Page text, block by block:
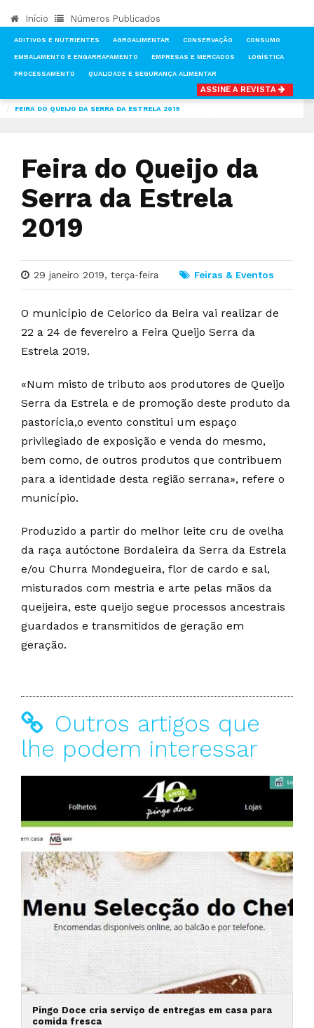
Início Números Publicados
ADITIVOS E NUTRIENTES AGROALIMENTAR CONSERVAÇÃO CONSUMO
EMBALAMENTO E ENGARRAFAMENTO EMPRESAS E MERCADOS LOGÍSTICA
PROCESSAMENTO QUALIDADE E SEGURANÇA ALIMENTAR
ASSINE A REVISTA
FEIRA DO QUEIJO DA SERRA DA ESTRELA 2019
Feira do Queijo da
Serra da Estrela
2019
29 janeiro 2019, terça-feira Feiras & Eventos
O município de Celorico da Beira vai realizar de
22 a 24 de fevereiro a Feira Queijo Serra da
Estrela 2019.
«Num misto de tributo aos produtores de Queijo
Serra da Estrela e de promoção deste produto da
pastorícia,o evento constitui um espaço
privilegiado de exposição e venda do mesmo,
bem como, de outros produtos que contribuem
para a identidade desta região serrana», refere o
município.
Produzido a partir do melhor leite cru de ovelha
da raça autóctone Bordaleira da Serra da Estrela
e/ou Churra Mondegueira, flor de cardo e sal,
misturados com mestria e arte pelas mãos da
queijeira, este queijo segue processos ancestrais
guardados e transmitidos de geração em
geração.
Outros artigos que
lhe podem interessar
Pingo Doce cria serviço de entregas em casa para
comida fresca